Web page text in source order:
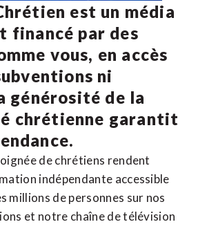
est un média
financé par des
vous, en accès
ni
générosité de la
chrétienne garantit
de chrétiens rendent
indépendante accessible
millions de personnes sur nos
et notre chaîne de télévision